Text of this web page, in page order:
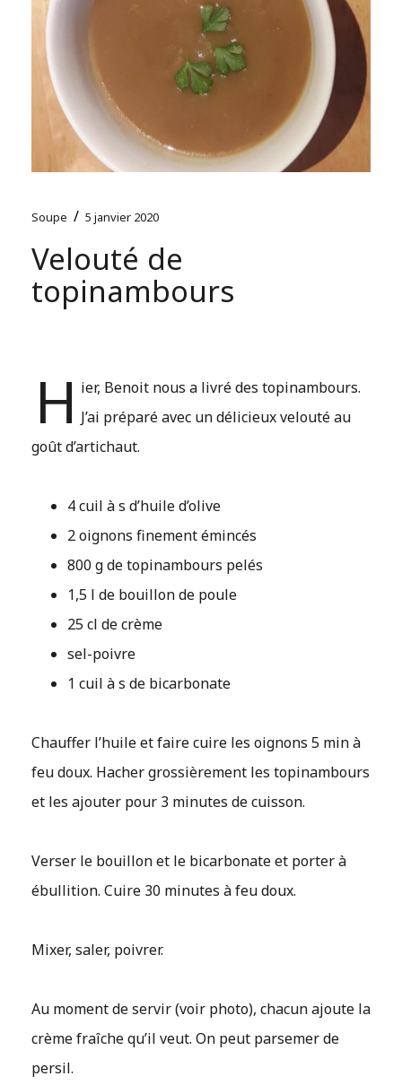
Soupe / 5 janvier 2020
Velouté de
topinambours
H ier, Benoit nous a livré des topinambours.
J’ai préparé avec un délicieux velouté au
goût d’artichaut.
4 cuil à s d’huile d’olive
2 oignons finement émincés
800 g de topinambours pelés
1,5 l de bouillon de poule
25 cl de crème
sel-poivre
1 cuil à s de bicarbonate
Chauffer l’huile et faire cuire les oignons 5 min à
feu doux. Hacher grossièrement les topinambours
et les ajouter pour 3 minutes de cuisson.
Verser le bouillon et le bicarbonate et porter à
ébullition. Cuire 30 minutes à feu doux.
Mixer, saler, poivrer.
Au moment de servir (voir photo), chacun ajoute la
crème fraîche qu’il veut. On peut parsemer de
persil.